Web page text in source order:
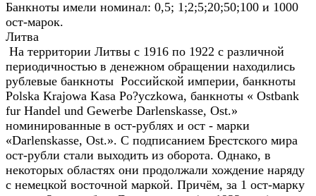
Банкноты имели номинал: 0,5; 1;2;5;20;50;100 и 1000
ост-марок.
Литва
На территории Литвы с 1916 по 1922 с различной
периодичностью в денежном обращении находились
рублевые банкноты Российской империи, банкноты
Polska Krajowa Kasa Po?yczkowa, банкноты « Ostbank
fur Handel und Gewerbe Darlenskasse, Ost.»
номинированные в ост-рублях и ост - марки
«Darlenskasse, Ost.». С подписанием Брестского мира
ост-рубли стали выходить из оборота. Однако, в
некоторых областях они продолжали хождение наряду
с немецкой восточной маркой. Причём, за 1 ост-марку